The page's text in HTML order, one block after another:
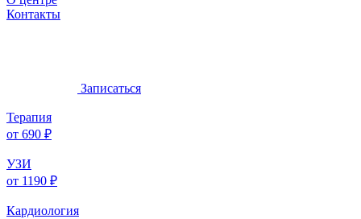
Контакты
Записаться
Терапия
от 690 ₽
УЗИ
от 1190 ₽
Кардиология